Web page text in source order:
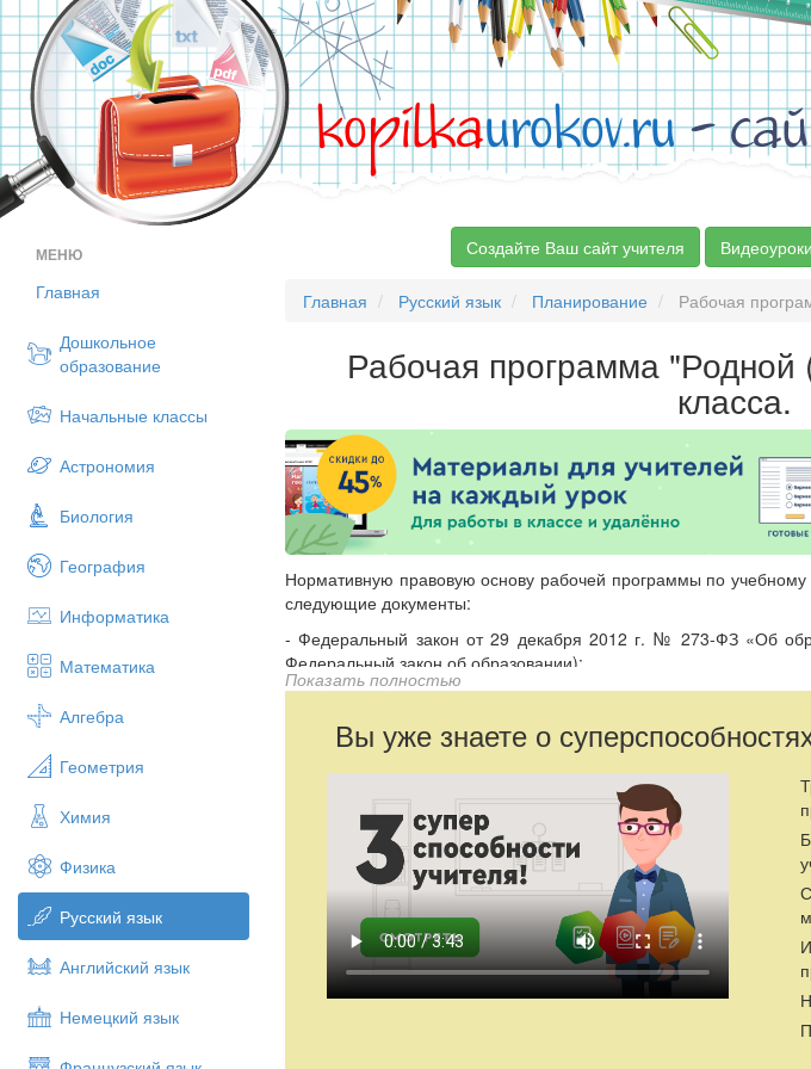
kopilkaurokov.ru-
МЕНЮ
Главная
Дошкольное
образование
Начальные классы
Астрономия
Биология
География
Информатика
Математика
Алгебра
Геометрия
Химия
Физика
Русский язык
Английский язык
Немецкий язык
Создайте Ваш сайт учителя Видеоуроки
Главная Русский язык Планирование Рабочая
Рабочая программа "Родной
класса.
Нормативную правовую основу рабочей программы по
следующие документы:
- Федеральный закон от 29 декабря 2012 г. № 273-ФЗ «Об
Федеральный закон об образовании);
- Закон Российской Федерации от 25 октября 1991 г. № 1807-
редакции Федерального закона № 185-ФЗ);
- приказ Министерства образования и науки Российской
утверждении федерального государственного
редакции приказа Минобрнауки России от 31 декабря 2015 г. №
Минимальный объем реализации данной рабочей программы
Нормативную правовую основу рабочей программы по учебному
следующие документы:
- Федеральный закон от 29 декабря 2012 г. № 273-ФЗ «Об
Федеральный закон об образовании);
- Закон Российской Федерации от 25 октября 1991 г. № 1807-1
Показать полностью
Вы уже знаете о